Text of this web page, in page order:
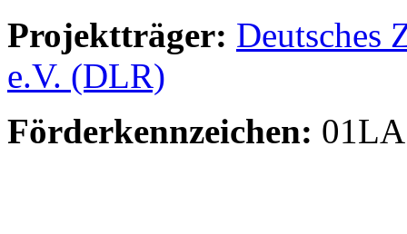
Projektträger: Deutsches
e.V. (DLR)
Förderkennzeichen: